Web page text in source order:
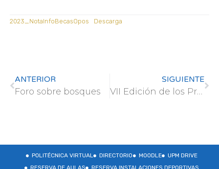
2023_NotaInfoBecasOpos Descarga
ANTERIOR
Foro sobre bosques
SIGUIENTE
VII Edición de los Premios de Tecnología Humanitaria de Cruz Roja
POLITÉCNICA VIRTUAL DIRECTORIO MOODLE
UPM DRIVE